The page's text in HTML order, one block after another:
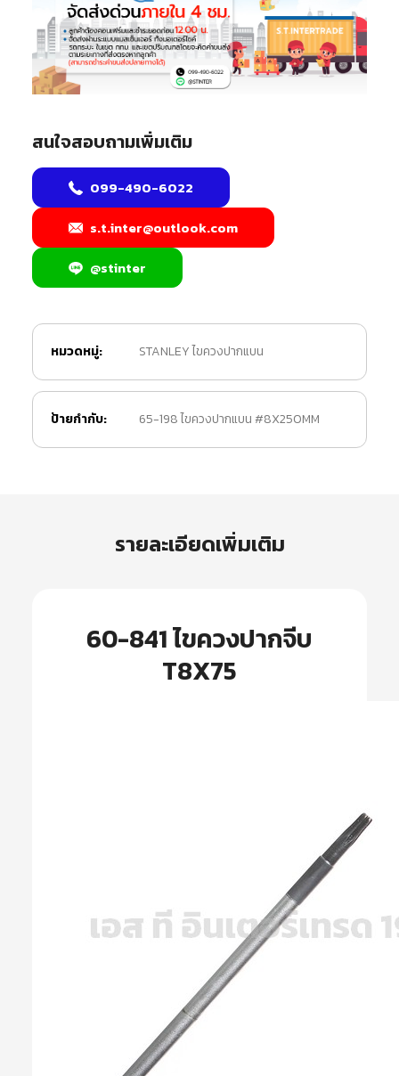
สนใจสอบถามเพิ่มเติม
099-490-6022
s.t.inter@outlook.com
@stinter
หมวดหมู่: STANLEY ไขควงปากแบน
ป้ายกำกับ: 65-198 ไขควงปากแบน #8X250MM
รายละเอียดเพิ่มเติม
60-841 ไขควงปากจีบ
T8X75